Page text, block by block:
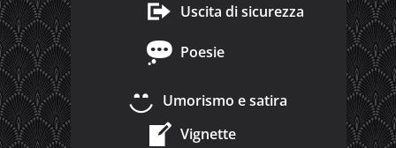
Uscita di sicurezza
Poesie
Umorismo e satira
Vignette